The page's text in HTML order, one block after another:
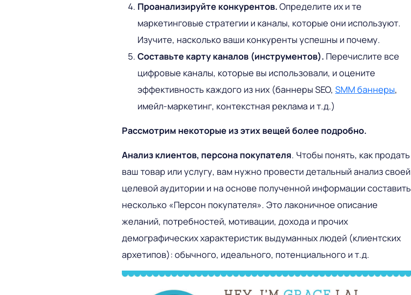
Проанализируйте конкурентов. Определите их и те
маркетинговые стратегии и каналы, которые они используют.
Изучите, насколько ваши конкуренты успешны и почему.
Составьте карту каналов (инструментов). Перечислите все
цифровые каналы, которые вы использовали, и оцените
эффективность каждого из них (баннеры SEO, SMM баннеры,
имейл-маркетинг, контекстная реклама и т.д.)
Рассмотрим некоторые из этих вещей более подробно.
Анализ клиентов, персона покупателя. Чтобы понять, как продать
ваш товар или услугу, вам нужно провести детальный анализ своей
целевой аудитории и на основе полученной информации составить
несколько «Персон покупателя». Это лаконичное описание
желаний, потребностей, мотивации, дохода и прочих
демографических характеристик выдуманных людей (клиентских
архетипов): обычного, идеального, потенциального и т.д.